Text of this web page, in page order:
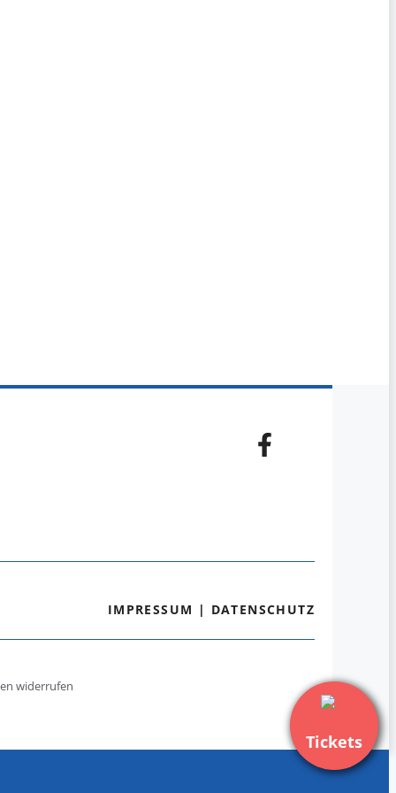
Tickets
IMPRESSUM | DATENSCHUTZ
widerrufen